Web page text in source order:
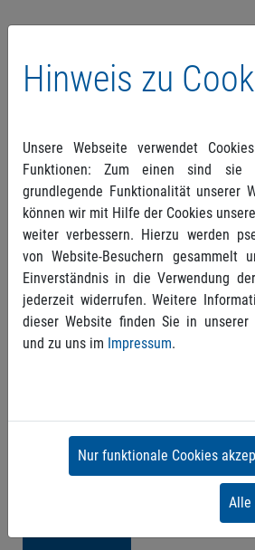
Mit freundlichen Grüßen
Arenz
Kfm. Heinrich H. Grüter
Mitglied des
Mitglied des Vorstandes
Hinweis zu
Unsere Webseite verwendet
Funktionen: Zum einen sind sie
grundlegende Funktionalität unserer
können wir mit Hilfe der Cookies
weiter verbessern. Hierzu werden
von Website-Besuchern gesammelt
Einverständnis in die Verwendung
jederzeit widerrufen. Weitere
dieser Website finden Sie in unserer
und zu uns im Impressum.
Nur funktionale Cookies
Alle